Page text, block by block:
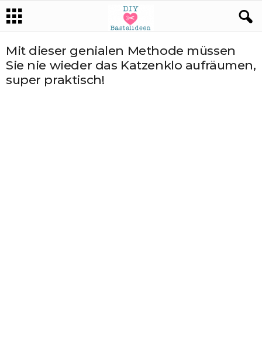
Mit dieser genialen Methode müssen
Sie nie wieder das Katzenklo aufräumen,
super praktisch!